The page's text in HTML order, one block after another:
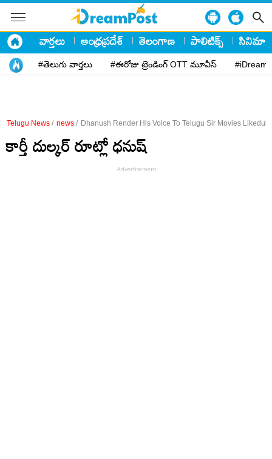
వార్తలు ఆంధ్రప్రదేశ్ తెలంగాణ పాలిటిక్స్ సినిమా
#తెలుగు వార్తలు #ఈరోజు ట్రెండింగ్ OTT మూవీస్
Telugu News / news / Dhanush Render His Voice To Telugu Sir Movies
కార్తీ దుల్కర్ రూట్లో ధనుష్